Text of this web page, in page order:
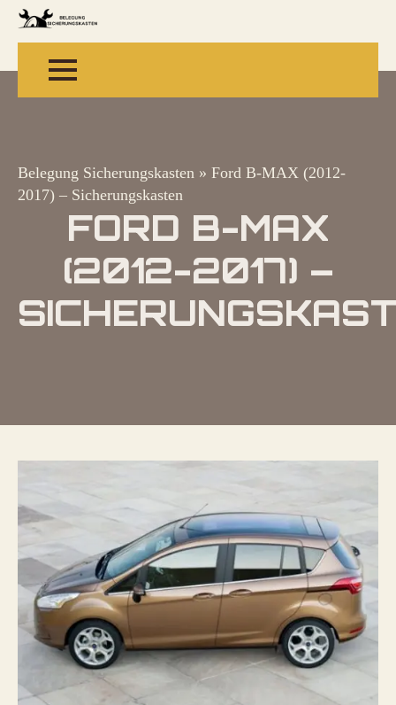
Belegung Sicherungskasten » Ford B-MAX (2012-
2017) – Sicherungskasten
FORD B-MAX
(2012-2017) –